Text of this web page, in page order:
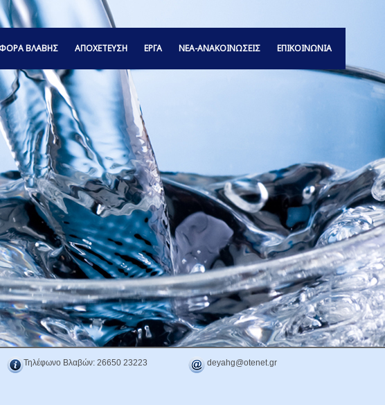
ΒΛΆΒΗΣ ΑΠΟΧΕΤΕΥΣΗ ΕΡΓΑ ΝΕΑ-ΑΝΑΚΟΙΝΩΣΕΙΣ ΕΠΙΚΟΙΝΩΝΙΑ
Τηλέφωνο Βλαβών: 26650 23223 deyahg@otenet.gr